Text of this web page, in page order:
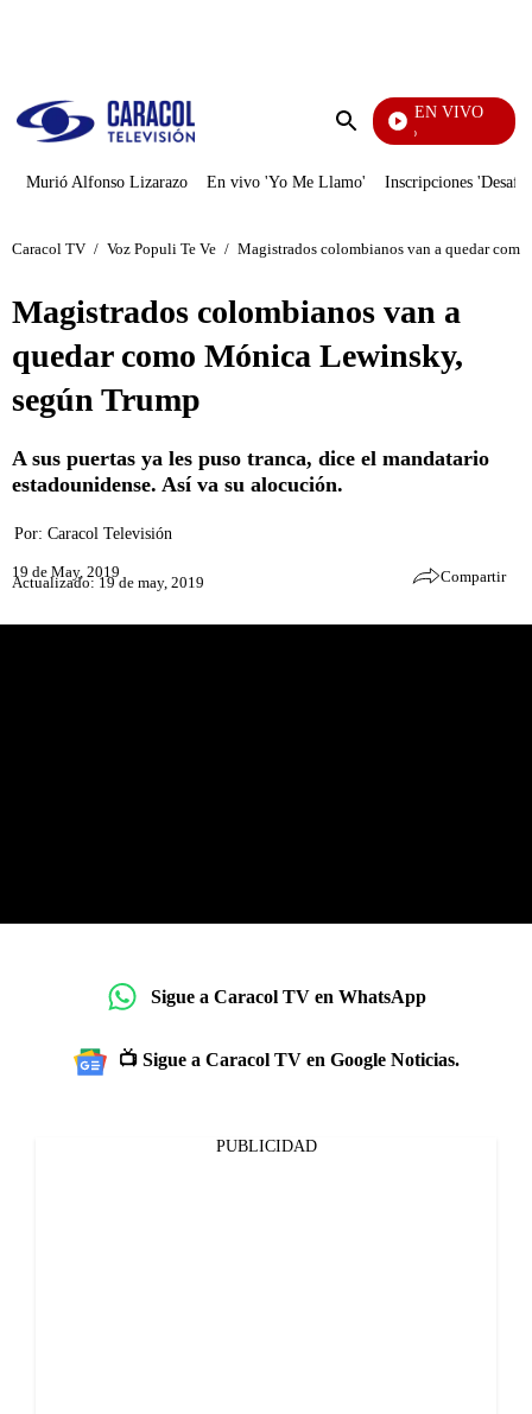
Enviar
EN VIVO
Yo Me Llamo
Murió Alfonso Lizarazo En vivo 'Yo Me Llamo' Inscripciones
Caracol TV / Voz Populi Te Ve / Magistrados colombianos van a quedar
Magistrados colombianos van a
quedar como Mónica Lewinsky,
según Trump
A sus puertas ya les puso tranca, dice el mandatario
estadounidense. Así va su alocución.
Por: Caracol Televisión
19 de May, 2019
Actualizado: 19 de may, 2019 Compartir
Sigue a Caracol TV en WhatsApp
📺 Sigue a Caracol TV en Google Noticias.
PUBLICIDAD